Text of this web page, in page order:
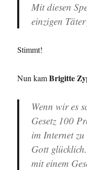
Mit diesen
einzigen Täter
Stimmt!
Nun kamBrigitte
Wenn wir es
Gesetz 100
im Internet
Gott
mit einem